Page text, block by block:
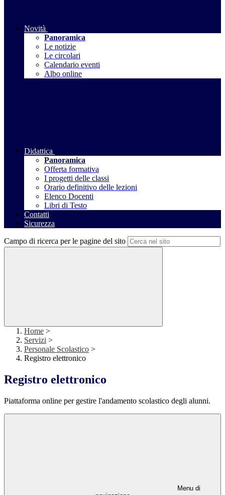
Novità
Panoramica
Le notizie
Le circolari
Calendario eventi
Albo online
Didattica
Panoramica
Offerta formativa
I progetti delle classi
Orario definitivo delle lezioni
Elenco Docenti
Libri di Testo
Contatti
Sicurezza
Campo di ricerca per le pagine del sito
Home >
Servizi >
Personale Scolastico >
Registro elettronico
Registro elettronico
Piattaforma online per gestire l'andamento scolastico degli alunni.
Menu di